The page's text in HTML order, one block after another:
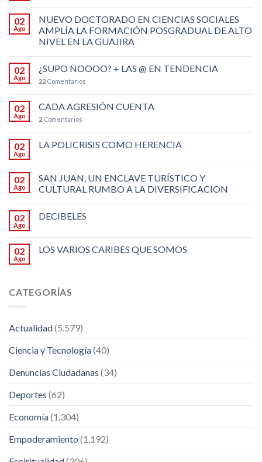
02
Ago
NUEVO DOCTORADO EN CIENCIAS SOCIALES
AMPLÍA LA FORMACIÓN POSGRADUAL DE ALTO
NIVEL EN LA GUAJIRA
02
Ago
¿SUPO NOOOO? + LAS @ EN TENDENCIA
22 Comentarios
02
Ago
CADA AGRESIÓN CUENTA
2 Comentarios
02
Ago
LA POLICRISIS COMO HERENCIA
02
Ago
SAN JUAN, UN ENCLAVE TURÍSTICO Y
CULTURAL RUMBO A LA DIVERSIFICACION
02
Ago
DECIBELES
02
Ago
LOS VARIOS CARIBES QUE SOMOS
CATEGORÍAS
Actualidad(5.579)
Ciencia y Tecnología(40)
Denuncias Ciudadanas (34)
Deportes (62)
Economía(1.304)
Empoderamiento (1.192)